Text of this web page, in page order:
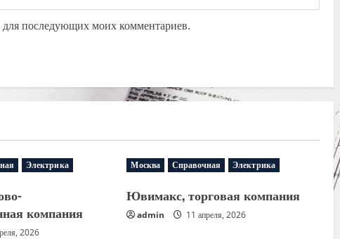
последующих моих комментариев.
Электрика
компания
2026
Москва Справочная Электрика
Ювимакс, торговая компания
admin 11 апреля, 2026